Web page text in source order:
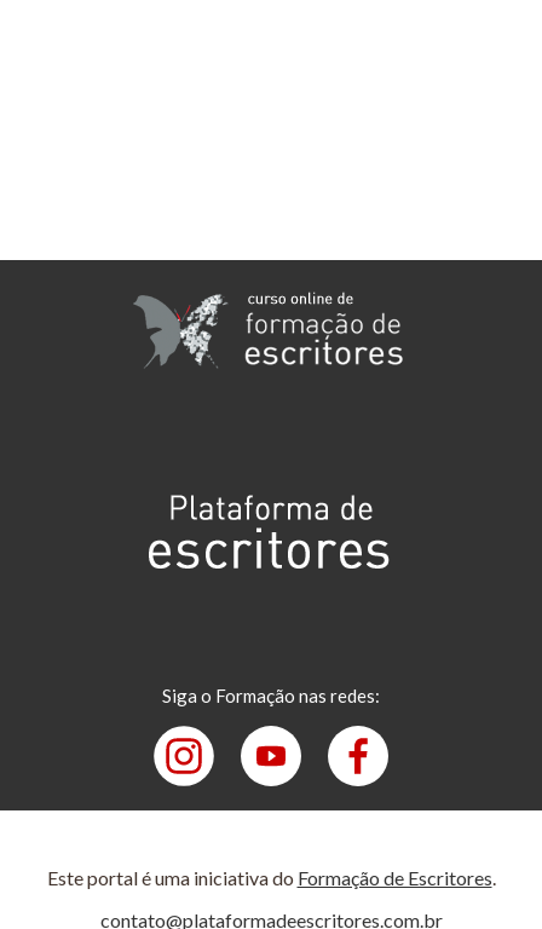
Siga o Formação nas redes:
Este portal é uma iniciativa do Formação de Escritores.
contato@plataformadeescritores.com.br